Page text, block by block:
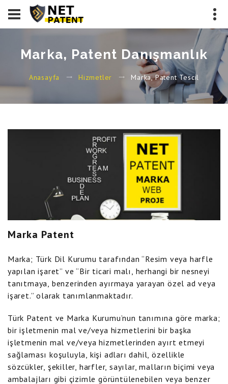
Marka, Patent Danışmanlık
Anasayfa Hizmetler Marka, Patent Tescil
Marka Patent
Marka; Türk Dil Kurumu tarafından “Resim veya harfle
yapılan işaret” ve “Bir ticari malı, herhangi bir nesneyi
tanıtmaya, benzerinden ayırmaya yarayan özel ad veya
işaret.” olarak tanımlanmaktadır.
Türk Patent ve Marka Kurumu’nun tanımına göre marka;
bir işletmenin mal ve/veya hizmetlerini bir başka
işletmenin mal ve/veya hizmetlerinden ayırt etmeyi
sağlaması koşuluyla, kişi adları dahil, özellikle
sözcükler, şekiller, harfler, sayılar, malların biçimi veya
ambalajları gibi çizimle görüntülenebilen veya benzer